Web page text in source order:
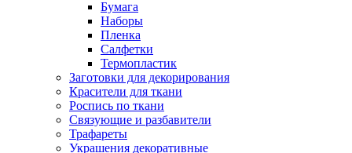
Бумага
Наборы
Пленка
Салфетки
Термопластик
Заготовки для декорирования
Красители для ткани
Роспись по ткани
Связующие и разбавители
Трафареты
Украшения декоративные